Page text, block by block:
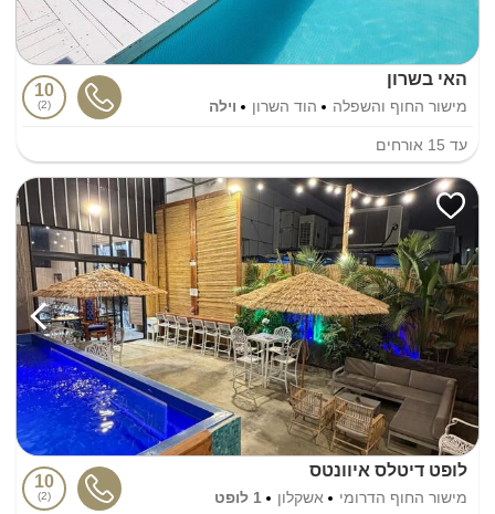
האי בשרון
מישור החוף והשפלה הוד השרון וילה
10
2
עד 15 אורחים
לופט דיטלס איוונטס
מישור החוף הדרומי אשקלון 1 לופט
10
2